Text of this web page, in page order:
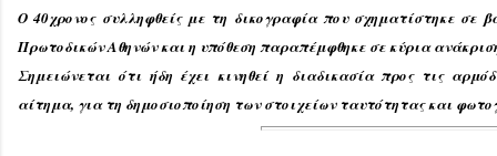
Ο 40χρονος συλληφθείς με τη δικογραφία που σχηματίστηκε σε
Πρωτοδικών Αθηνών και η υπόθεση παραπέμφθηκε σε κύρια
Σημειώνεται ότι ήδη έχει κινηθεί η διαδικασία προς τις
αίτημα, για τη δημοσιοποίηση των στοιχείων ταυτότητας και